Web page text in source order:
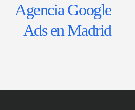
Agencia Google
Ads en Madrid